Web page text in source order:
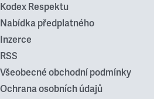
Kodex Respektu
Nabídka předplatného
Inzerce
RSS
Všeobecné obchodní podmínky
Ochrana osobních údajů